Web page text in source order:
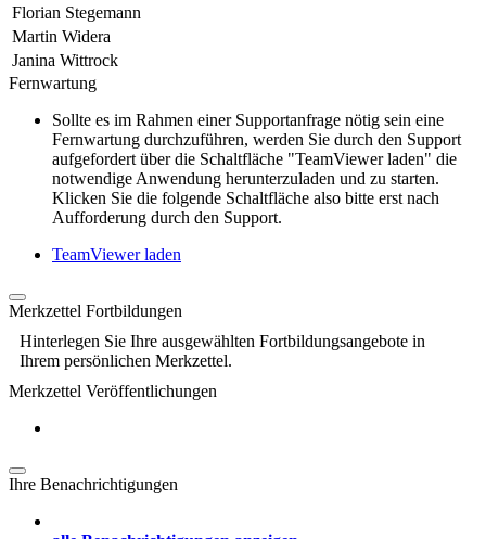
Florian Stegemann
Martin Widera
Janina Wittrock
Fernwartung
Sollte es im Rahmen einer Supportanfrage nötig sein eine
Fernwartung durchzuführen, werden Sie durch den Support
aufgefordert über die Schaltfläche "TeamViewer laden" die
notwendige Anwendung herunterzuladen und zu starten.
Klicken Sie die folgende Schaltfläche also bitte erst nach
Aufforderung durch den Support.
TeamViewer laden
Merkzettel Fortbildungen
Hinterlegen Sie Ihre ausgewählten Fortbildungsangebote in
Ihrem persönlichen Merkzettel.
Merkzettel Veröffentlichungen
Ihre Benachrichtigungen